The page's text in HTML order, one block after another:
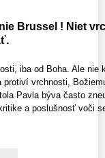
Brussel ! Niet
iba od Boha. Ale nie
vrchnosti,
Pavla býva často
a poslušnosť voči